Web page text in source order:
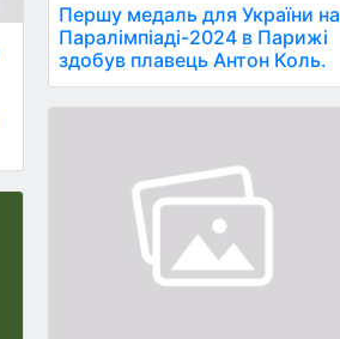
Першу медаль для України на
Паралімпіаді-2024 в Парижі
здобув плавець Антон Коль.